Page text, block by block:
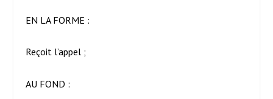
EN LA FORME :
Reçoit l’appel ;
AU FOND :